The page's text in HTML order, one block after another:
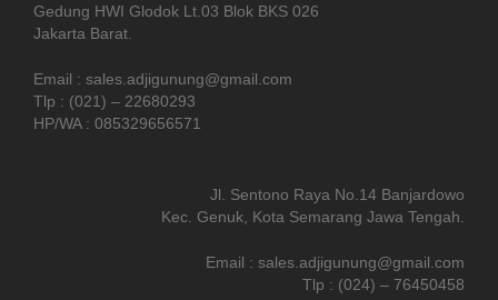
Gedung HWI Glodok Lt.03 Blok BKS 026
Jakarta Barat.
Email : sales.adjigunung@gmail.com
Tlp : (021) – 22680293
HP/WA : 085329656571
Jl. Sentono Raya No.14 Banjardowo
Kec. Genuk, Kota Semarang Jawa Tengah.
Email : sales.adjigunung@gmail.com
Tlp : (024) – 76450458